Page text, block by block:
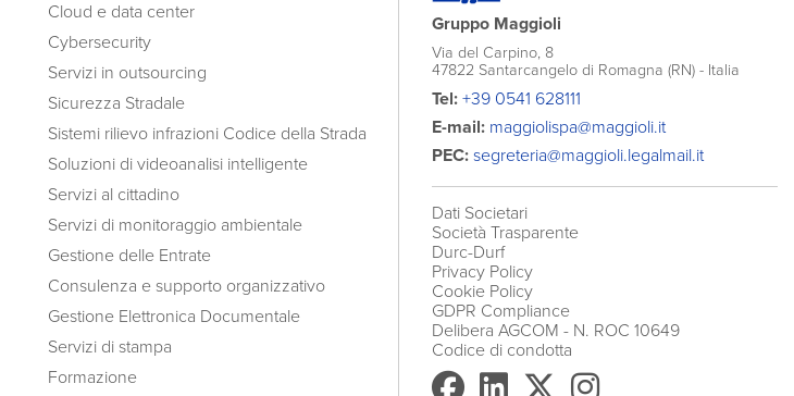
Cloud e data center
Cybersecurity
Servizi in outsourcing
Sicurezza Stradale
Sistemi rilievo infrazioni Codice della Strada
Soluzioni di videoanalisi intelligente
Servizi al cittadino
Servizi di monitoraggio ambientale
Gestione delle Entrate
Consulenza e supporto organizzativo
Gestione Elettronica Documentale
Servizi di stampa
Formazione
Gruppo Maggioli
Via del Carpino, 8
47822 Santarcangelo di Romagna (RN) - Italia
Tel: +39 0541 628111
E-mail: maggiolispa@maggioli.it
PEC: segreteria@maggioli.legalmail.it
Dati Societari
Società Trasparente
Durc-Durf
Privacy Policy
Cookie Policy
GDPR Compliance
Delibera AGCOM - N. ROC 10649
Codice di condotta